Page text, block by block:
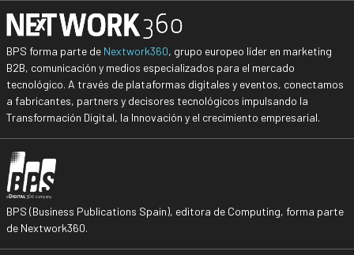
BPS forma parte de Nextwork360, grupo europeo líder en marketing
B2B, comunicación y medios especializados para el mercado
tecnológico. A través de plataformas digitales y eventos, conectamos
a fabricantes, partners y decisores tecnológicos impulsando la
Transformación Digital, la Innovación y el crecimiento empresarial.
BPS (Business Publications Spain), editora de Computing, forma parte
de Nextwork360.